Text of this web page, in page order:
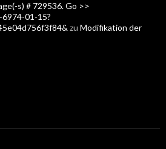
s) # 729536. Go >>
01-15?
zu Modifikation der